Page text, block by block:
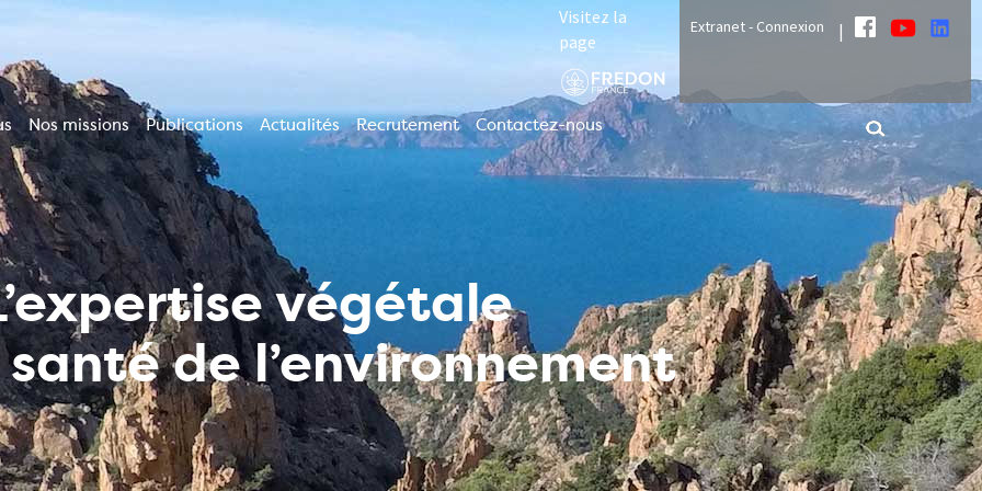
Visitez la
page
Extranet - Connexion |
Nos missions Publications Actualités Recrutement Contactez-nous
végétale
de l’environnement